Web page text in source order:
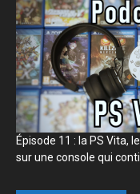
Épisode 11 : la PS Vita,
sur une console qui